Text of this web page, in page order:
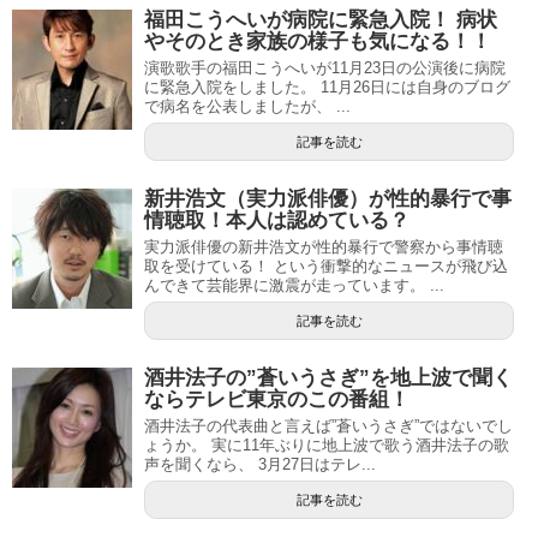
福田こうへいが病院に緊急入院！ 病状
やそのとき家族の様子も気になる！！
演歌歌手の福田こうへいが11月23日の公演後に病院
に緊急入院をしました。 11月26日には自身のブログ
で病名を公表しましたが、 ...
記事を読む
新井浩文（実力派俳優）が性的暴行で事
情聴取！本人は認めている？
実力派俳優の新井浩文が性的暴行で警察から事情聴
取を受けている！ という衝撃的なニュースが飛び込
んできて芸能界に激震が走っています。 ...
記事を読む
酒井法子の”蒼いうさぎ”を地上波で聞く
ならテレビ東京のこの番組！
酒井法子の代表曲と言えば”蒼いうさぎ”ではないでし
ょうか。 実に11年ぶりに地上波で歌う酒井法子の歌
声を聞くなら、 3月27日はテレ...
記事を読む